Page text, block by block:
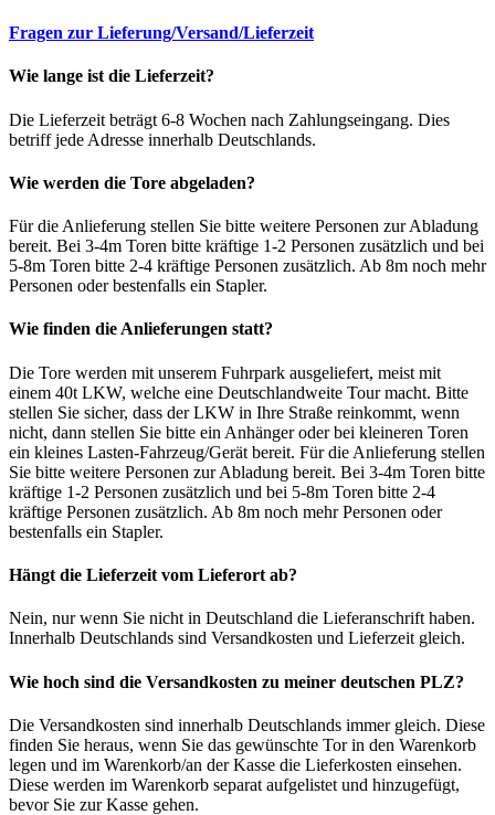
Fragen zur Lieferung/Versand/Lieferzeit
Wie lange ist die Lieferzeit?
Die Lieferzeit beträgt 6-8 Wochen nach Zahlungseingang. Dies
betriff jede Adresse innerhalb Deutschlands.
Wie werden die Tore abgeladen?
Für die Anlieferung stellen Sie bitte weitere Personen zur Abladung
bereit. Bei 3-4m Toren bitte kräftige 1-2 Personen zusätzlich und bei
5-8m Toren bitte 2-4 kräftige Personen zusätzlich. Ab 8m noch mehr
Personen oder bestenfalls ein Stapler.
Wie finden die Anlieferungen statt?
Die Tore werden mit unserem Fuhrpark ausgeliefert, meist mit
einem 40t LKW, welche eine Deutschlandweite Tour macht. Bitte
stellen Sie sicher, dass der LKW in Ihre Straße reinkommt, wenn
nicht, dann stellen Sie bitte ein Anhänger oder bei kleineren Toren
ein kleines Lasten-Fahrzeug/Gerät bereit. Für die Anlieferung stellen
Sie bitte weitere Personen zur Abladung bereit. Bei 3-4m Toren bitte
kräftige 1-2 Personen zusätzlich und bei 5-8m Toren bitte 2-4
kräftige Personen zusätzlich. Ab 8m noch mehr Personen oder
bestenfalls ein Stapler.
Hängt die Lieferzeit vom Lieferort ab?
Nein, nur wenn Sie nicht in Deutschland die Lieferanschrift haben.
Innerhalb Deutschlands sind Versandkosten und Lieferzeit gleich.
Wie hoch sind die Versandkosten zu meiner deutschen PLZ?
Die Versandkosten sind innerhalb Deutschlands immer gleich. Diese
finden Sie heraus, wenn Sie das gewünschte Tor in den Warenkorb
legen und im Warenkorb/an der Kasse die Lieferkosten einsehen.
Diese werden im Warenkorb separat aufgelistet und hinzugefügt,
bevor Sie zur Kasse gehen.